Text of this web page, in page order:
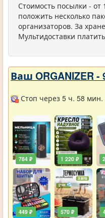
Стоимость посылки -
положить несколько
организаторов. За
Мультидоставки
Ваш ORGANIZER
Стоп через 5 ч. 58 мин.
784 ₽
449 ₽
1 220 ₽
570 ₽